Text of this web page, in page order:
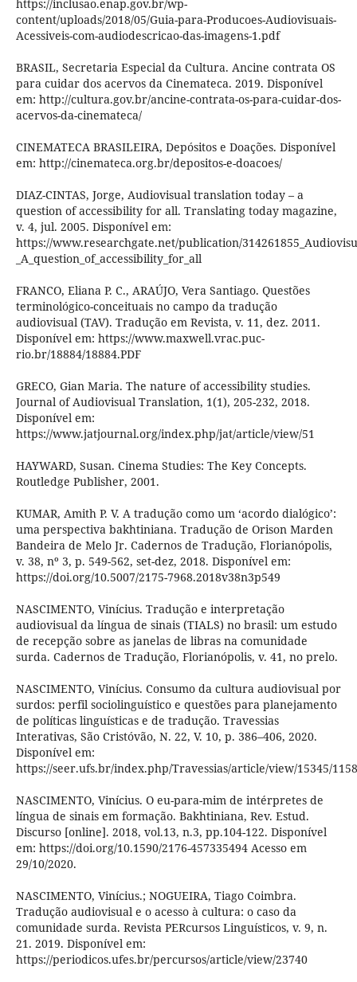
https://inclusao.enap.gov.br/wp-
content/uploads/2018/05/Guia-para-Producoes-Audiovisuais-
Acessiveis-com-audiodescricao-das-imagens-1.pdf
BRASIL, Secretaria Especial da Cultura. Ancine contrata OS
para cuidar dos acervos da Cinemateca. 2019. Disponível
em: http://cultura.gov.br/ancine-contrata-os-para-cuidar-dos-
acervos-da-cinemateca/
CINEMATECA BRASILEIRA, Depósitos e Doações. Disponível
em: http://cinemateca.org.br/depositos-e-doacoes/
DIAZ-CINTAS, Jorge, Audiovisual translation today – a
question of accessibility for all. Translating today magazine,
v. 4, jul. 2005. Disponível em:
https://www.researchgate.net/publication/
_A_question_of_accessibility_for_all
FRANCO, Eliana P. C., ARAÚJO, Vera Santiago. Questões
terminológico-conceituais no campo da tradução
audiovisual (TAV). Tradução em Revista, v. 11, dez. 2011.
Disponível em: https://www.maxwell.vrac.puc-
rio.br/18884/18884.PDF
GRECO, Gian Maria. The nature of accessibility studies.
Journal of Audiovisual Translation, 1(1), 205-232, 2018.
Disponível em:
https://www.jatjournal.org/index.php/jat/article/view/51
HAYWARD, Susan. Cinema Studies: The Key Concepts.
Routledge Publisher, 2001.
KUMAR, Amith P. V. A tradução como um ‘acordo dialógico’:
uma perspectiva bakhtiniana. Tradução de Orison Marden
Bandeira de Melo Jr. Cadernos de Tradução, Florianópolis,
v. 38, nº 3, p. 549-562, set-dez, 2018. Disponível em:
https://doi.org/10.5007/2175-7968.2018v38n3p549
NASCIMENTO, Vinícius. Tradução e interpretação
audiovisual da língua de sinais (TIALS) no brasil: um estudo
de recepção sobre as janelas de libras na comunidade
surda. Cadernos de Tradução, Florianópolis, v. 41, no prelo.
NASCIMENTO, Vinícius. Consumo da cultura audiovisual por
surdos: perfil sociolinguístico e questões para planejamento
de políticas linguísticas e de tradução. Travessias
Interativas, São Cristóvão, N. 22, V. 10, p. 386–406, 2020.
Disponível em:
https://seer.ufs.br/index.php/Travessias/article/view/15345/
NASCIMENTO, Vinícius. O eu-para-mim de intérpretes de
língua de sinais em formação. Bakhtiniana, Rev. Estud.
Discurso [online]. 2018, vol.13, n.3, pp.104-122. Disponível
em: https://doi.org/10.1590/2176-457335494 Acesso em
29/10/2020.
NASCIMENTO, Vinícius.; NOGUEIRA, Tiago Coimbra.
Tradução audiovisual e o acesso à cultura: o caso da
comunidade surda. Revista PERcursos Linguísticos, v. 9, n.
21. 2019. Disponível em:
https://periodicos.ufes.br/percursos/article/view/23740